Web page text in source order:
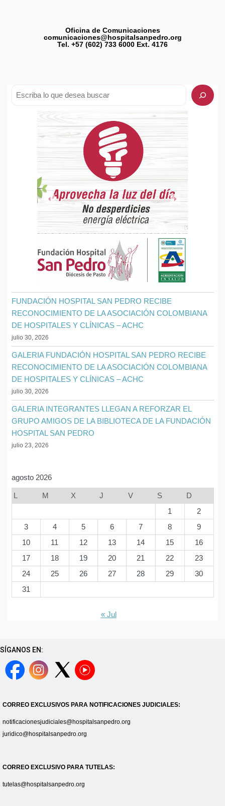
Oficina de Comunicaciones
comunicaciones@hospitalsanpedro.org
Tel. +57 (602) 733 6000 Ext. 4176
FUNDACIÓN HOSPITAL SAN PEDRO RECIBE
RECONOCIMIENTO DE LA ASOCIACIÓN COLOMBIANA
DE HOSPITALES Y CLÍNICAS – ACHC
julio 30, 2026
GALERIA FUNDACIÓN HOSPITAL SAN PEDRO RECIBE
RECONOCIMIENTO DE LA ASOCIACIÓN COLOMBIANA
DE HOSPITALES Y CLÍNICAS – ACHC
julio 30, 2026
GALERIA INTEGRANTES LLEGAN A REFORZAR EL
GRUPO AMIGOS DE LA BIBLIOTECA DE LA FUNDACIÓN
HOSPITAL SAN PEDRO
julio 23, 2026
agosto 2026
L M X J V S
D
1
2
3
4 5 6 7 8
9
10
11 12 13 14 15
16
17
18 19 20 21 22
23
24
25 26 27 28 29
30
31
« Jul
SÍGANOS EN:
CORREO EXCLUSIVOS PARA NOTIFICACIONES JUDICIALES:
notificacionesjudiciales@hospitalsanpedro.org
juridico@hospitalsanpedro.org
CORREO EXCLUSIVO PARA TUTELAS:
tutelas@hospitalsanpedro.org